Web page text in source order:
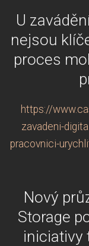
U
nejsou
proces
https://
zavadeni-
pracovnici-
Nový
Storage
iniciativy